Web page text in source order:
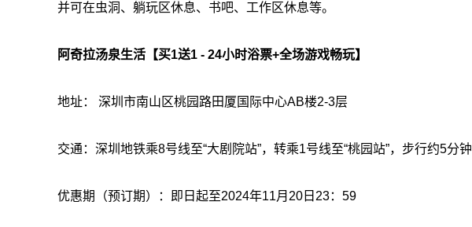
并可在虫洞、躺玩区休息、书吧、工作区休息等。
阿奇拉汤泉生活【买1送1 - 24小时浴票+全场游戏畅玩】
地址： 深圳市南山区桃园路田厦国际中心AB楼2-3层
交通：深圳地铁乘8号线至“大剧院站”，转乘1号线至“桃园站”，步行约5分钟
优惠期（预订期）：即日起至2024年11月20日23：59